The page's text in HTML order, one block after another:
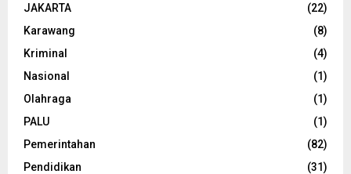
JAKARTA
(22)
Karawang
(8)
Kriminal
(4)
Nasional
(1)
Olahraga
(1)
PALU
(1)
Pemerintahan
(82)
Pendidikan
(31)